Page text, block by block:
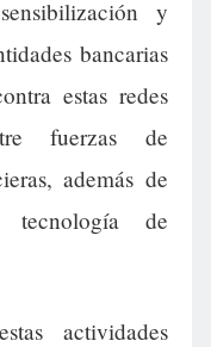
y
bancarias
estas redes
fuerzas de
además de
de
actividades